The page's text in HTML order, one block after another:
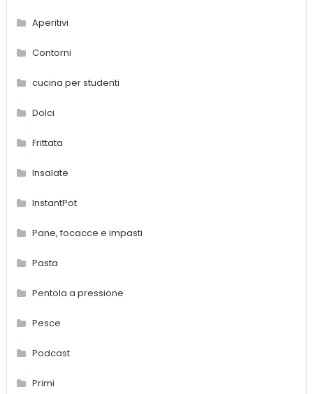
Aperitivi
Contorni
cucina per studenti
Dolci
Frittata
Insalate
InstantPot
Pane, focacce e impasti
Pasta
Pentola a pressione
Pesce
Podcast
Primi